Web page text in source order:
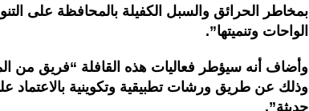
بمخاطر الحرائق والسبل الكفيلة بالمحافظة على
الواحات وتنميتها”.
وأضاف أنه سيؤطر فعاليات هذه القافلة “فريق من
وذلك عن طريق ورشات تطبيقية وتكوينية بالاعتماد
حديثة”.